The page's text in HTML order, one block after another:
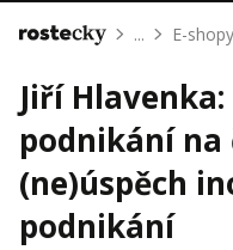
Mentoring
Podcasty
Solo
Akce
Inzerce
Domů ... E-shopy
Jiří
podnikání
(ne)úspěch
podnikání